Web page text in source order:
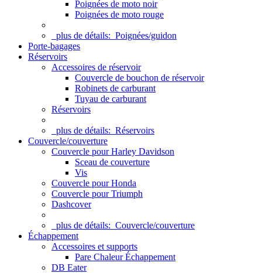
Poignées de moto noir
Poignées de moto rouge
plus de détails: Poignées/guidon
Porte-bagages
Réservoirs
Accessoires de réservoir
Couvercle de bouchon de réservoir
Robinets de carburant
Tuyau de carburant
Réservoirs
plus de détails: Réservoirs
Couvercle/couverture
Couvercle pour Harley Davidson
Sceau de couverture
Vis
Couvercle pour Honda
Couvercle pour Triumph
Dashcover
plus de détails: Couvercle/couverture
Échappement
Accessoires et supports
Pare Chaleur Échappement
DB Eater